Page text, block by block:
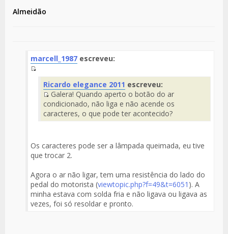
Almeidão
marcell_1987 escreveu:
Fuente
del
Mensaje
Ricardo elegance 2011 escreveu:
Fuente
del
Mensaje
Galera! Quando aperto o botão do ar
condicionado, não liga e não acende os
caracteres, o que pode ter acontecido?
Os caracteres pode ser a lâmpada queimada, eu tive
que trocar 2.
Agora o ar não ligar, tem uma resistência do lado do
pedal do motorista (viewtopic.php?f=49&t=6051 ). A
minha estava com solda fria e não ligava ou ligava as
vezes, foi só resoldar e pronto.